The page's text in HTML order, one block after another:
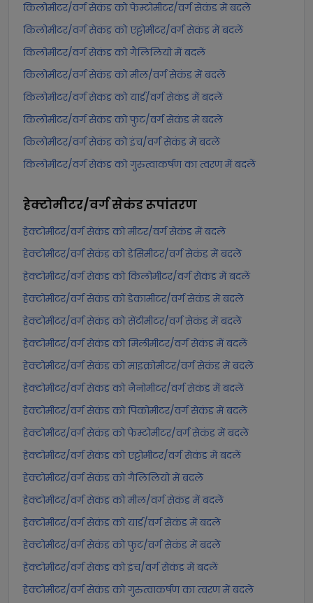
किलोमीटर/वर्ग सेकंड को फेम्टोमीटर/वर्ग सेकंड में बदलें
किलोमीटर/वर्ग सेकंड को एट्टोमीटर/वर्ग सेकंड में बदलें
किलोमीटर/वर्ग सेकंड को गैलिलियो में बदलें
किलोमीटर/वर्ग सेकंड को मील/वर्ग सेकंड में बदलें
किलोमीटर/वर्ग सेकंड को यार्ड/वर्ग सेकंड में बदलें
किलोमीटर/वर्ग सेकंड को फुट/वर्ग सेकंड में बदलें
किलोमीटर/वर्ग सेकंड को इंच/वर्ग सेकंड में बदलें
किलोमीटर/वर्ग सेकंड को गुरुत्वाकर्षण का त्वरण में बदलें
हेक्टोमीटर/वर्ग सेकंडरूपांतरण
हेक्टोमीटर/वर्ग सेकंड को मीटर/वर्ग सेकंड में बदलें
हेक्टोमीटर/वर्ग सेकंड को डेसिमीटर/वर्ग सेकंड में बदलें
हेक्टोमीटर/वर्ग सेकंड को किलोमीटर/वर्ग सेकंड में बदलें
हेक्टोमीटर/वर्ग सेकंड को डेकामीटर/वर्ग सेकंड में बदलें
हेक्टोमीटर/वर्ग सेकंड को सेंटीमीटर/वर्ग सेकंड में बदलें
हेक्टोमीटर/वर्ग सेकंड को मिलीमीटर/वर्ग सेकंड में बदलें
हेक्टोमीटर/वर्ग सेकंड को माइक्रोमीटर/वर्ग सेकंड में बदलें
हेक्टोमीटर/वर्ग सेकंड को नैनोमीटर/वर्ग सेकंड में बदलें
हेक्टोमीटर/वर्ग सेकंड को पिकोमीटर/वर्ग सेकंड में बदलें
हेक्टोमीटर/वर्ग सेकंड को फेम्टोमीटर/वर्ग सेकंड में बदलें
हेक्टोमीटर/वर्ग सेकंड को एट्टोमीटर/वर्ग सेकंड में बदलें
हेक्टोमीटर/वर्ग सेकंड को गैलिलियो में बदलें
हेक्टोमीटर/वर्ग सेकंड को मील/वर्ग सेकंड में बदलें
हेक्टोमीटर/वर्ग सेकंड को यार्ड/वर्ग सेकंड में बदलें
हेक्टोमीटर/वर्ग सेकंड को फुट/वर्ग सेकंड में बदलें
हेक्टोमीटर/वर्ग सेकंड को इंच/वर्ग सेकंड में बदलें
हेक्टोमीटर/वर्ग सेकंड को गुरुत्वाकर्षण का त्वरण में बदलें